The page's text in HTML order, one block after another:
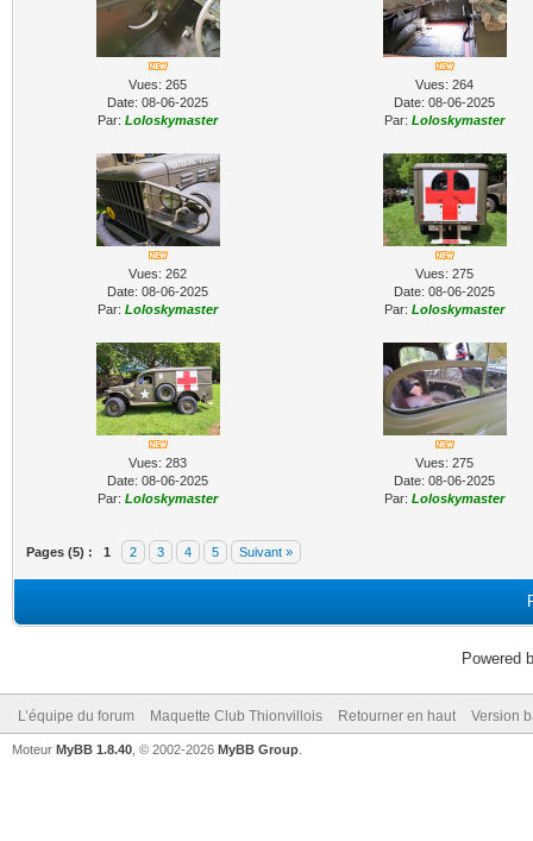
Vues: 265
Date: 08-06-2025
Par: Loloskymaster
Vues: 264
Date: 08-06-2025
Par: Loloskymaster
Vues: 262
Date: 08-06-2025
Par: Loloskymaster
Vues: 275
Date: 08-06-2025
Par: Loloskymaster
Vues: 283
Date: 08-06-2025
Par: Loloskymaster
Vues: 275
Date: 08-06-2025
Par: Loloskymaster
Pages (5) : 1 2 3 4 5 Suivant »
Powered
L’équipe du forum Maquette Club Thionvillois Retourner en haut Version
Moteur MyBB 1.8.40 , © 2002-2026 MyBB Group